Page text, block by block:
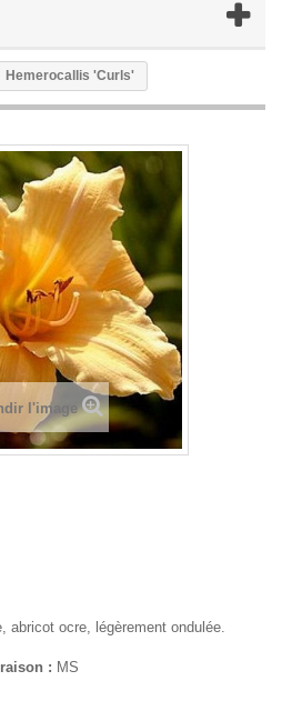
Hemerocallis 'Curls'
l'image
abricot ocre, légèrement ondulée.
: MS